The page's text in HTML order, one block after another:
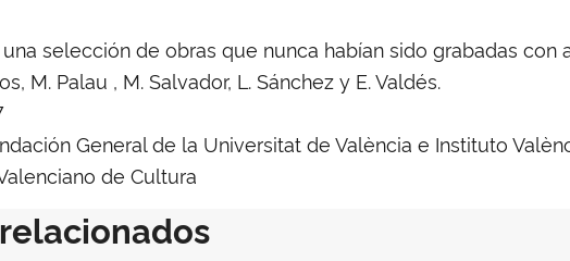
selección de obras que nunca habían sido grabadas con
M. Palau , M. Salvador, L. Sánchez y E. Valdés.
General de la Universitat de València e Instituto
de Cultura